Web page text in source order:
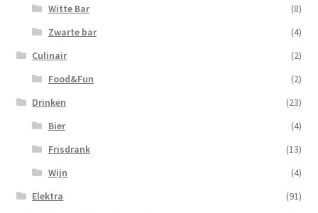
Witte Bar
(8)
Zwarte bar
(4)
Culinair
(2)
Food&Fun
(2)
Drinken
(23)
Bier
(4)
Frisdrank
(13)
Wijn
(4)
Elektra
(91)